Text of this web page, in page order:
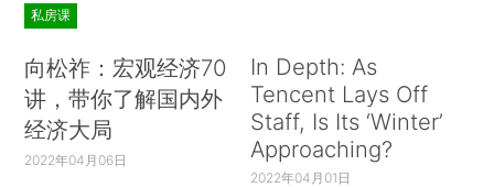
私房课
向松祚：宏观经济70
讲，带你了解国内外
经济大局
2022年04月06日
In Depth: As
Tencent Lays Off
Staff, Is Its ‘Winter’
Approaching?
2022年04月01日